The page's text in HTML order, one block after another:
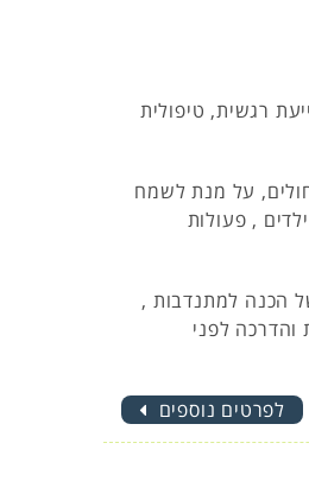
רגשית, טיפולית
על מנת לשמח
, פעולות
הכנה למתנדבות ,
והדרכה לפני
לפרטים נוספים